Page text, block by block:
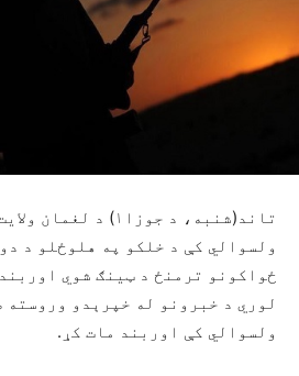
تاند(شنبه، د جوزا۱) د
ولسوالي کې د خلکو په هلوځلو د
ځواکونو ترمنځ د ټینګ شوي
لوري د خبرونو له خپرېدو وروسته
ولسوالي کې اوربند مات کړ.